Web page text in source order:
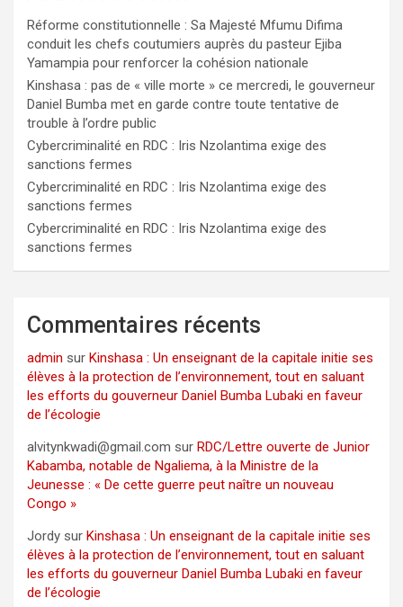
Réforme constitutionnelle : Sa Majesté Mfumu Difima
conduit les chefs coutumiers auprès du pasteur Ejiba
Yamampia pour renforcer la cohésion nationale
Kinshasa : pas de « ville morte » ce mercredi, le gouverneur
Daniel Bumba met en garde contre toute tentative de
trouble à l’ordre public
Cybercriminalité en RDC : Iris Nzolantima exige des
sanctions fermes
Cybercriminalité en RDC : Iris Nzolantima exige des
sanctions fermes
Cybercriminalité en RDC : Iris Nzolantima exige des
sanctions fermes
Commentaires récents
admin sur Kinshasa : Un enseignant de la capitale initie ses
élèves à la protection de l’environnement, tout en saluant
les efforts du gouverneur Daniel Bumba Lubaki en faveur
de l’écologie
alvitynkwadi@gmail.com sur RDC/Lettre ouverte de Junior
Kabamba, notable de Ngaliema, à la Ministre de la
Jeunesse : « De cette guerre peut naître un nouveau
Congo »
Jordy sur Kinshasa : Un enseignant de la capitale initie ses
élèves à la protection de l’environnement, tout en saluant
les efforts du gouverneur Daniel Bumba Lubaki en faveur
de l’écologie